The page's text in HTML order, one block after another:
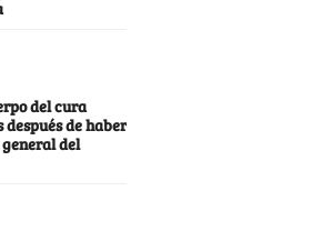
del cura
después de haber
del